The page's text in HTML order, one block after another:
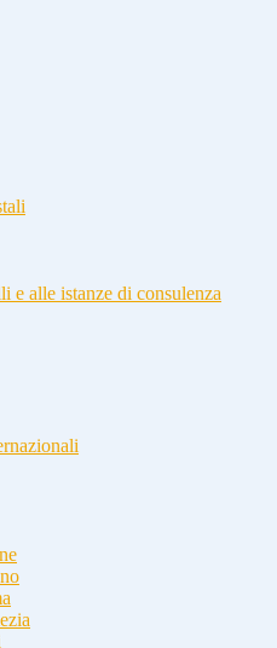
e alle istanze di consulenza